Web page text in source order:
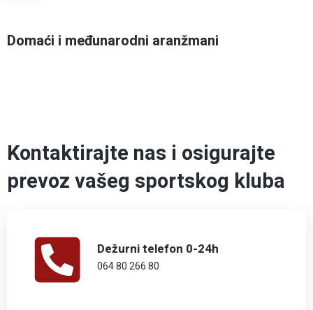
Domaći i međunarodni aranžmani
Kontaktirajte nas i osigurajte
prevoz vašeg sportskog kluba
Dežurni telefon 0-24h
064 80 266 80